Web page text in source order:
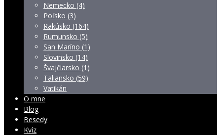
Nemecko (4)
Poľsko (3)
Rakúsko (164)
Rumunsko (5)
San Maríno (1)
Slovinsko (14)
Švajčiarsko (1)
Taliansko (59)
Vatikán
O mne
Blog
Besedy
Kvíz